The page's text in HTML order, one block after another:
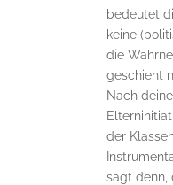
bedeutet
keine
die
geschieht
Nach
der
sagt denn,